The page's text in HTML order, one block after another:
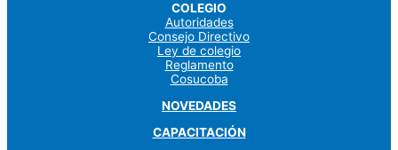
COLEGIO
Autoridades
Consejo Directivo
Ley de colegio
Reglamento
Cosucoba
NOVEDADES
CAPACITACIÓN